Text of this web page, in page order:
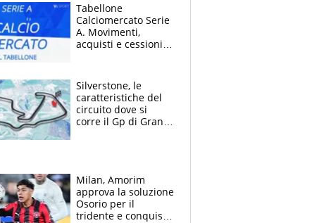
Tabellone
Calciomercato Serie
A. Movimenti,
acquisti e cessioni:
Silverstone, le
caratteristiche del
circuito dove si
corre il Gp di Gran
Milan, Amorim
approva la soluzione
Osorio per il
tridente e conquista